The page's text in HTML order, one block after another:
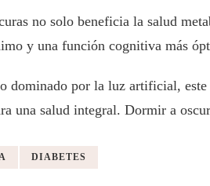
no solo beneficia la salud
y una función cognitiva más
dominado por la luz artificial,
una salud integral. Dormir a
DIABETES